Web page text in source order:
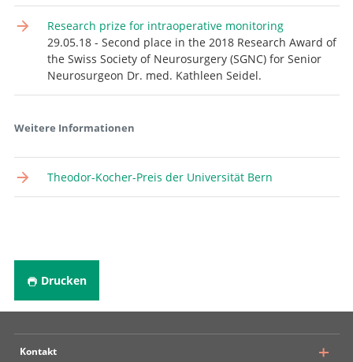
Research prize for intraoperative monitoring
29.05.18 - Second place in the 2018 Research Award of
the Swiss Society of Neurosurgery (SGNC) for Senior
Neurosurgeon Dr. med. Kathleen Seidel.
Weitere Informationen
Theodor-Kocher-Preis der Universität Bern
Drucken
Kontakt